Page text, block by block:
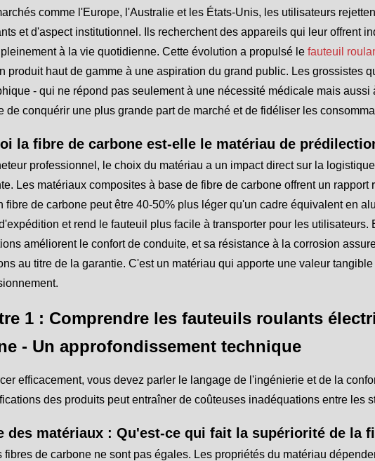
comme l'Europe, l'Australie et les États-Unis, les utilisateurs
et d'aspect institutionnel. Ils recherchent des appareils qui leur offrent
à la vie quotidienne. Cette évolution a propulsé le fauteuil
produit haut de gamme à une aspiration du grand public. Les grossistes
- qui ne répond pas seulement à une nécessité médicale mais
de conquérir une plus grande part de marché et de fidéliser les
la fibre de carbone est-elle le matériau de
professionnel, le choix du matériau a un impact direct sur la
Les matériaux composites à base de fibre de carbone offrent un
fibre de carbone peut être 40-50% plus léger qu'un cadre équivalent en
et rend le fauteuil plus facile à transporter pour les
améliorent le confort de conduite, et sa résistance à la corrosion
au titre de la garantie. C'est un matériau qui apporte une valeur
1 : Comprendre les fauteuils roulants
- Un approfondissement technique
efficacement, vous devez parler le langage de l'ingénierie et de la
des produits peut entraîner de coûteuses inadéquations entre les
des matériaux : Qu'est-ce qui fait la supériorité de la
fibres de carbone ne sont pas égales. Les propriétés du matériau